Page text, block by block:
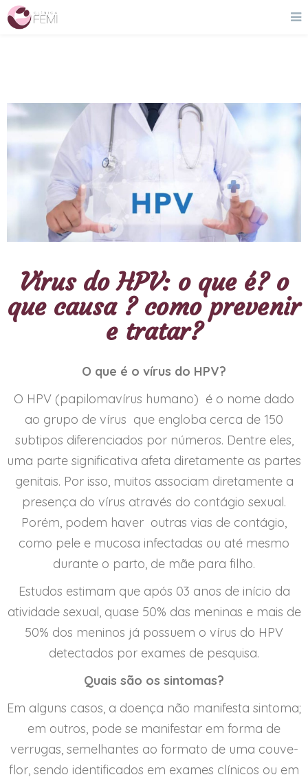
Vírus do HPV: o que é? o
que causa ? como prevenir
e tratar?
O que é o vírus do HPV?
O HPV (papilomavírus humano) é o nome dado
ao grupo de vírus que engloba cerca de 150
subtipos diferenciados por números. Dentre eles,
uma parte significativa afeta diretamente as partes
genitais. Por isso, muitos associam diretamente a
presença do vírus através do contágio sexual.
Porém, podem haver outras vias de contágio,
como pele e mucosa infectadas ou até mesmo
durante o parto, de mãe para filho.
Estudos estimam que após 03 anos de início da
atividade sexual, quase 50% das meninas e mais de
50% dos meninos já possuem o vírus do HPV
detectados por exames de pesquisa.
Quais são os sintomas?
Em alguns casos, a doença não manifesta sintoma;
em outros, pode se manifestar em forma de
verrugas, semelhantes ao formato de uma couve-
flor, sendo identificados em exames clínicos ou em